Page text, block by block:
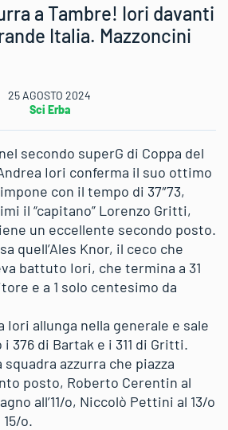
a Tambre! Iori davanti
Italia. Mazzoncini
25 AGOSTO 2024
Sci Erba
secondo superG di Coppa del
Iori conferma il suo ottimo
con il tempo di 37″73,
il “capitano” Lorenzo Gritti,
un eccellente secondo posto.
quell’Ales Knor, il ceco che
battuto Iori, che termina a 31
e a 1 solo centesimo da
allunga nella generale e sale
376 di Bartak e i 311 di Gritti.
azzurra che piazza
posto, Roberto Cerentin al
all’11/o, Niccolò Pettini al 13/o
o.